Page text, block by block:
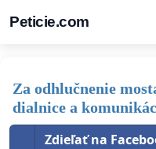
Peticie.com
Za odhlučnenie
dialnice a
Zdieľať na